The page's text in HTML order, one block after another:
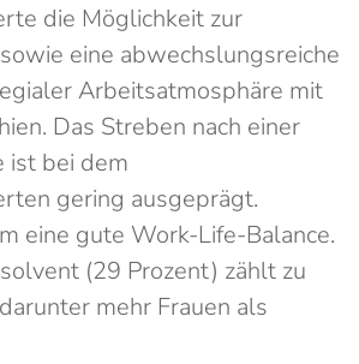
die Möglichkeit zur
eine abwechslungsreiche
Arbeitsatmosphäre mit
Das Streben nach einer
ist bei dem
gering ausgeprägt.
eine gute Work-Life-Balance.
(29 Prozent) zählt zu
mehr Frauen als